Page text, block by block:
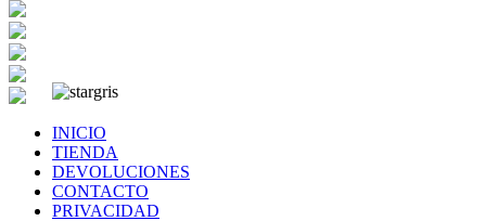
INICIO
TIENDA
DEVOLUCIONES
CONTACTO
PRIVACIDAD